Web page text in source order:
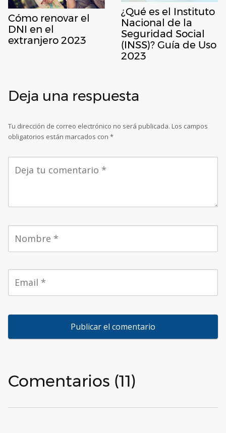
Cómo renovar el
DNI en el
extranjero 2023
¿Qué es el Instituto
Nacional de la
Seguridad Social
(INSS)? Guía de Uso
2023
Deja una respuesta
Tu dirección de correo electrónico no será publicada. Los campos
obligatorios están marcados con *
Comentarios (11)